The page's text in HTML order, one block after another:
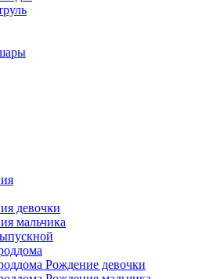
девочки
мальчика
Рождение девочки